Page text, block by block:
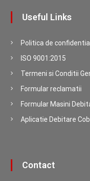
Useful Links
Politica de
ISO 9001:2015
Termeni si Conditii
Formular reclamatii
Formular Masini
Aplicatie Debitare
Contact